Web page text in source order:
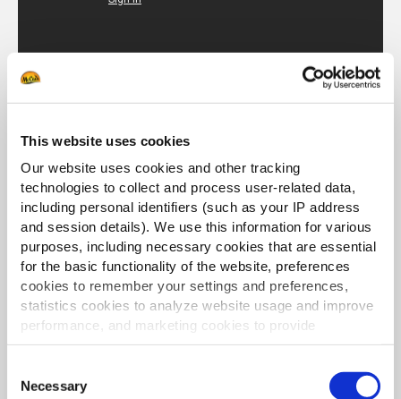
This website uses cookies
Our website uses cookies and other tracking
technologies to collect and process user-related data,
including personal identifiers (such as your IP address
and session details). We use this information for various
purposes, including necessary cookies that are essential
for the basic functionality of the website, preferences
cookies to remember your settings and preferences,
statistics cookies to analyze website usage and improve
performance, and marketing cookies to provide
personalized content and advertising.
By clicking 'Allow all cookies', you consent to the use of
Selection
Necessary
Houd de hoge kwaliteit van de
maaltijden en optimaliseer uw
Back Of House-activiteiten met
ons nieuwe product.
Ontgrendel waardevolle inzichten van
consumenten: Verhoog de productkwaliteit bij
bezorging en afhaalmaaltijden, zelfs met tijd-,
personeels- of apparatuurbeperkingen.
Maximale crunch